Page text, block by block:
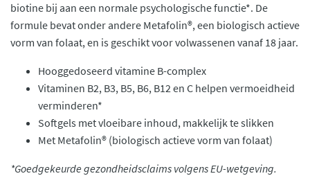
biotine bij aan een normale psychologische functie*. De
formule bevat onder andere Metafolin®, een biologisch actieve
vorm van folaat, en is geschikt voor volwassenen vanaf 18 jaar.
Hooggedoseerd vitamine B-complex
Vitaminen B2, B3, B5, B6, B12 en C helpen vermoeidheid
verminderen*
Softgels met vloeibare inhoud, makkelijk te slikken
Met Metafolin® (biologisch actieve vorm van folaat)
*Goedgekeurde gezondheidsclaims volgens EU-wetgeving.